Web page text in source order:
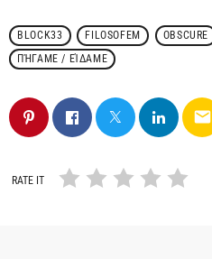
BLOCK33 FILOSOFEM OBSCURE
ΠΉΓΑΜΕ / ΕΊΔΑΜΕ
email
RATE IT